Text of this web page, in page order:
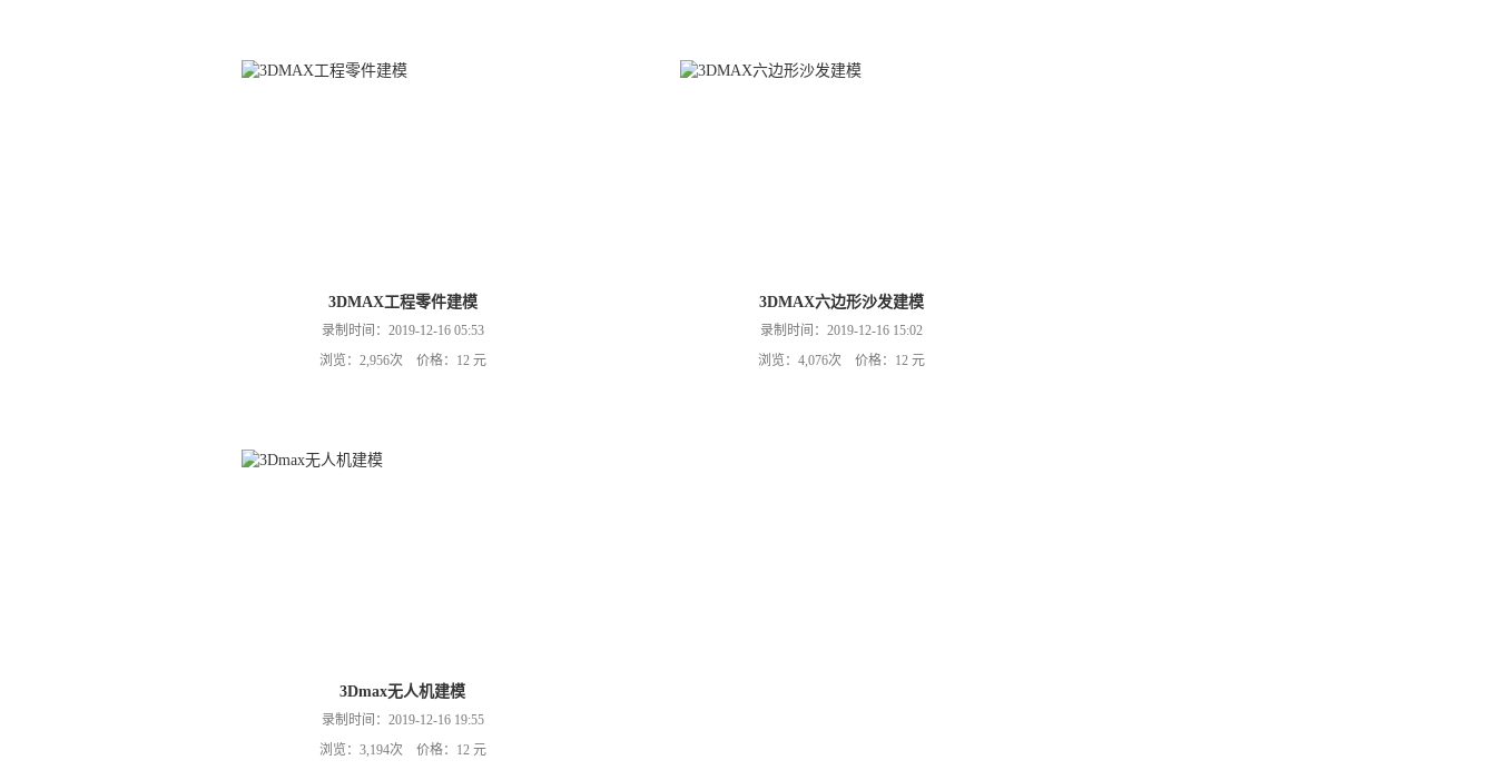
3DMAX工程零件建模
录制时间：2019-12-16 05:53
浏览：2,956次 价格：12 元
3DMAX六边形沙发建模
录制时间：2019-12-16 15:02
浏览：4,076次 价格：12 元
3Dmax无人机建模
录制时间：2019-12-16 19:55
浏览：3,194次 价格：12 元